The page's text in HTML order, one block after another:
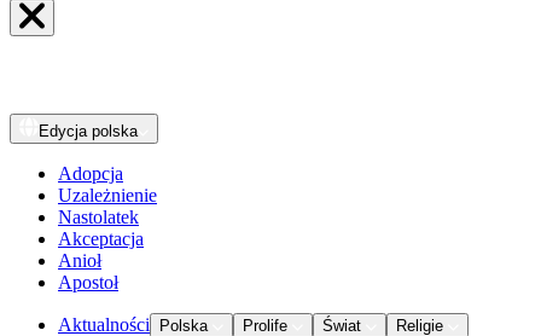
Edycja polska
Adopcja
Uzależnienie
Nastolatek
Akceptacja
Anioł
Apostoł
Aktualności Polska Prolife Świat
Religie